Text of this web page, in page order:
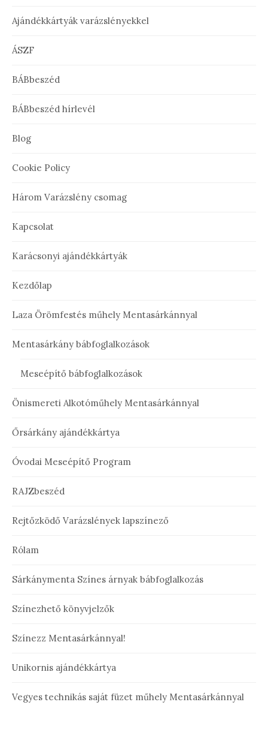
Ajándékkártyák varázslényekkel
ÁSZF
BÁBbeszéd
BÁBbeszéd hírlevél
Blog
Cookie Policy
Három Varázslény csomag
Kapcsolat
Karácsonyi ajándékkártyák
Kezdőlap
Laza Örömfestés műhely Mentasárkánnyal
Mentasárkány bábfoglalkozások
Meseépítő bábfoglalkozások
Önismereti Alkotóműhely Mentasárkánnyal
Őrsárkány ajándékkártya
Óvodai Meseépítő Program
RAJZbeszéd
Rejtőzködő Varázslények lapszínező
Rólam
Sárkánymenta Színes árnyak bábfoglalkozás
Színezhető könyvjelzők
Színezz Mentasárkánnyal!
Unikornis ajándékkártya
Vegyes technikás saját füzet műhely Mentasárkánnyal